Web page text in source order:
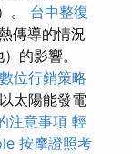
。 台中整復
傳導的情況
的影響。
數位行銷策略
太陽能發電
注意事項 輕
按摩證照考